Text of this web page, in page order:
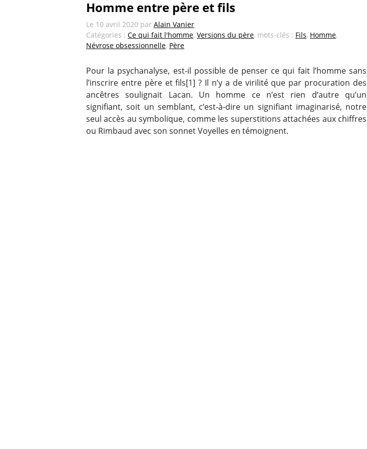
Homme entre père et fils
Le 10 avril 2020 par Alain Vanier
Catégories : Ce qui fait l'homme, Versions du père, mots-clés : Fils, Homme,
Névrose obsessionnelle, Père
Pour la psychanalyse, est-il possible de penser ce qui fait l’homme sans
l’inscrire entre père et fils[1] ? Il n’y a de virilité que par procuration des
ancêtres soulignait Lacan. Un homme ce n’est rien d’autre qu’un
signifiant, soit un semblant, c’est-à-dire un signifiant imaginarisé, notre
seul accès au symbolique, comme les superstitions attachées aux chiffres
ou Rimbaud avec son sonnet Voyelles en témoignent.